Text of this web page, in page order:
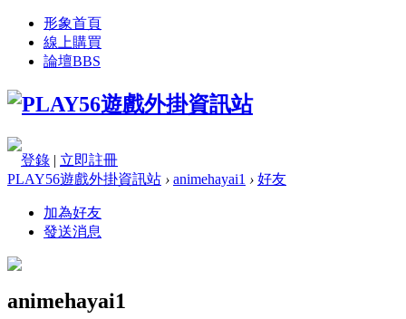
形象首頁
線上購買
論壇BBS
登錄 | 立即註冊
PLAY56遊戲外掛資訊站 › animehayai1 › 好友
加為好友
發送消息
animehayai1